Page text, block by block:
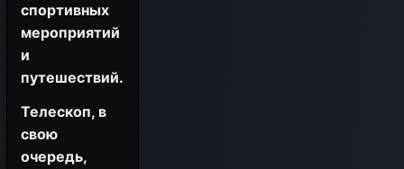
спортивных
мероприятий
и
путешествий.
Телескоп, в
свою
очередь,